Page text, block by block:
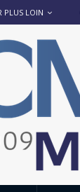
PLUS LOIN